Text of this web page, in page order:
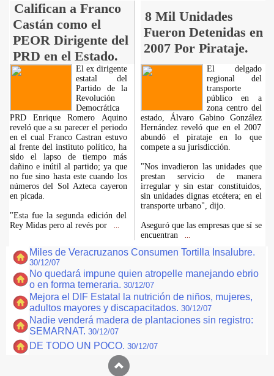
Califican a Franco
Castán como el
PEOR Dirigente del
PRD en el Estado.
8 Mil Unidades
Fueron Detenidas en
2007 Por Pirataje.
El ex dirigente
estatal del
Partido de la
Revolución
Democrática
PRD Enrique Romero Aquino
reveló que a su parecer el periodo
en el cual Franco Castran estuvo
al frente del instituto político, ha
sido el lapso de tiempo más
dañino e inútil al partido; ya que
no fue sino hasta este cuando los
números del Sol Azteca cayeron
en picada.
"Esta fue la segunda edición del
Rey Midas pero al revés por
El delgado
regional del
transporte
público en a
zona centro del
estado, Álvaro Gabino González
Hernández reveló que en el 2007
abundó el pirataje en lo que
compete a su jurisdicción.
"Nos invadieron las unidades que
prestan servicio de manera
irregular y sin estar constituidos,
sin unidades dignas etcétera; en el
transporte urbano", dijo.
Aseguró que las empresas que sí se
encuentran
Miles de Veracruzanos Consumen Tortilla Insalubre.
30/12/07
No quedará impune quien atropelle manejando ebrio
o en forma temeraria. 30/12/07
Mejora el DIF Estatal la nutrición de niños, mujeres,
adultos mayores y discapacitados. 30/12/07
Nadie venderá madera de plantaciones sin registro:
SEMARNAT. 30/12/07
DE TODO UN POCO. 30/12/07